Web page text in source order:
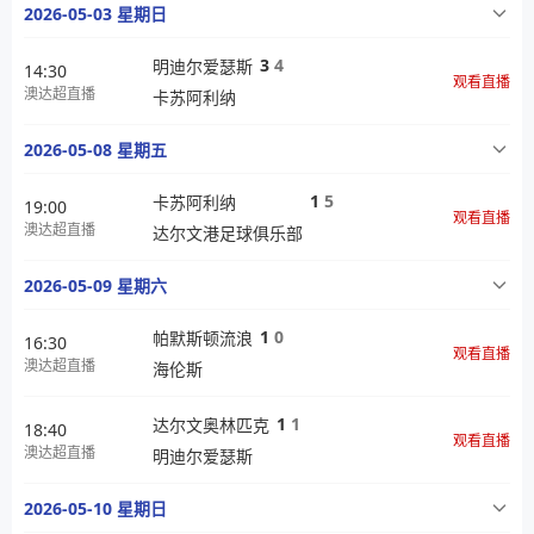
2026-05-03 星期日
14:30
澳达超直播
明迪尔爱瑟斯
卡苏阿利纳
3 4
观看直播
2026-05-08 星期五
19:00
澳达超直播
卡苏阿利纳
达尔文港足球俱乐部
1 5
观看直播
2026-05-09 星期六
16:30
澳达超直播
帕默斯顿流浪
海伦斯
1 0
观看直播
18:40
澳达超直播
达尔文奥林匹克
明迪尔爱瑟斯
1 1
观看直播
2026-05-10 星期日